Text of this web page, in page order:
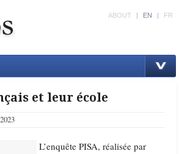
ABOUT | EN | FR
et leur école
L’enquête PISA, réalisée par